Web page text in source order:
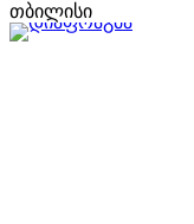
თბილისი